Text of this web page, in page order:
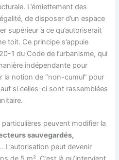
L’émiettement des
de disposer d’un espace
supérieur à ce qu’autoriserait
toit. Ce principe s’appuie
1 du Code de l’urbanisme, qui
indépendante pour
la notion de “non-cumul” pour
si celles-ci sont rassemblées
peuvent modifier la
sauvegardés,
L’autorisation peut devenir